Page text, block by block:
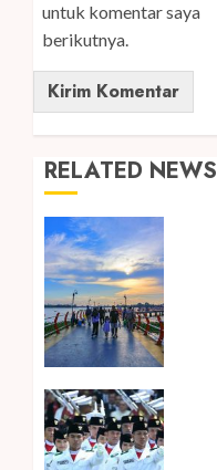
untuk komentar saya
berikutnya.
RELATED NEWS